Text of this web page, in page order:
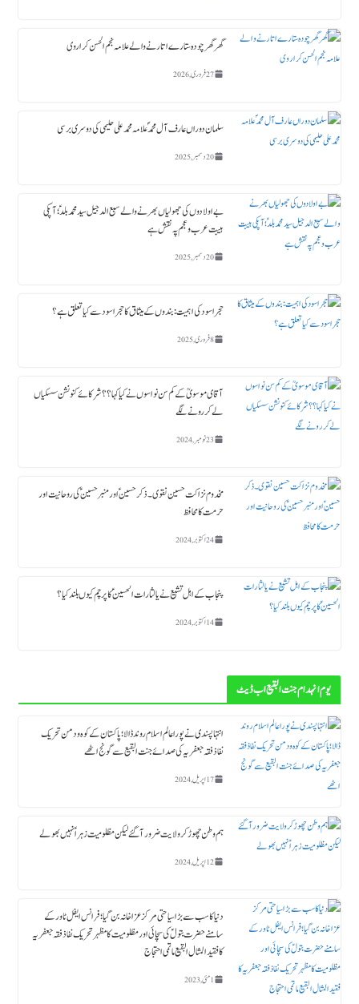
گھر گھر چودہ ستارے اتارنے والے علامہ نجم الحسن کراروی
27 فروری, 2026
سلمان دوراں عارف آل محمدؐ علامہ محمد علی حلیمی کی دوسری برسی
20 دسمبر, 2025
بے اولادوں کی جھولیاں بھرنے والے سبع الدجیل سید محمد بلدؑ ؛ آپکی
ہیبت عرب و عجم پہ نقش ہے
20 دسمبر, 2025
حجر اسود کی اہمیت : بندوں کے میثاق کا حجر اسود سے کیا تعلق ہے؟
8 فروری, 2025
آقای موسویؒ کے کم سن نواسوں نے کیا کہا ؟؟ شرکائے کنونشن سسکیاں
لے کر رونے لگے
23 نومبر, 2024
مخدوم نزاکت حسین نقوی ۔ ذکر حسین ؑ اور منبر حسین ؑ کی روحانیت اور
حرمت کا محافظ
24 اکتوبر, 2024
پنجاب کے اہل تشیع نے یا لثارات الحسینؑ کا پرچم کیوں بلند کیا ؟
14 اکتوبر, 2024
یوم انہدام جنت البقیع اب ڈیٹ
انتہاپسندی نے پورا عالم اسلام روند ڈالا؛ پاکستان کے کوہ و دمن تحریک
نفاذ فقہ جعفریہ کی صدائے جنت البقیع سے گونج اٹھے
17 اپریل, 2024
ہم وطن چھوڑ کر ولایت ضرور آگئے لیکن مظلومیت زہراؑ نہیں بھولے
12 اپریل, 2024
دنیا کا سب سے بڑا سیاحتی مرکز عزاخانہ بن گیا ؛ فرانس ایفل ٹاورکے
سامنے حضرت بتولؑ کی سچائی اور مظلومیت کا مظہر تحریک نفاذ فقہ جعفریہ
کا فقید المثال البقیع ماتمی احتجاج
1 مئی, 2023